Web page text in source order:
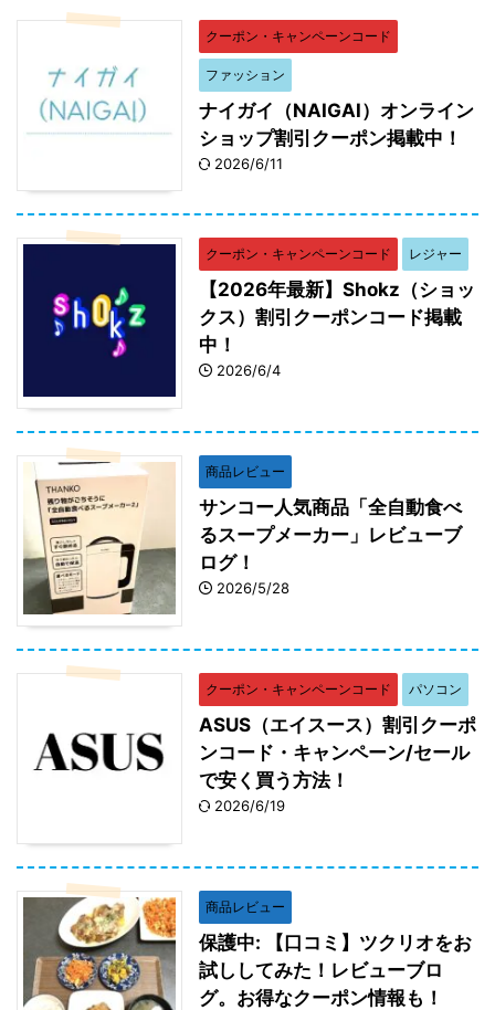
クーポン・キャンペーンコード
ファッション
ナイガイ（NAIGAI）オンライン
ショップ割引クーポン掲載中！
2026/6/11
クーポン・キャンペーンコード レジャー
【2026年最新】Shokz（ショッ
クス）割引クーポンコード掲載
中！
2026/6/4
商品レビュー
サンコー人気商品「全自動食べ
るスープメーカー」レビューブ
ログ！
2026/5/28
クーポン・キャンペーンコード パソコン
ASUS（エイスース）割引クーポ
ンコード・キャンペーン/セール
で安く買う方法！
2026/6/19
商品レビュー
保護中: 【口コミ】ツクリオをお
試ししてみた！レビューブロ
グ。お得なクーポン情報も！